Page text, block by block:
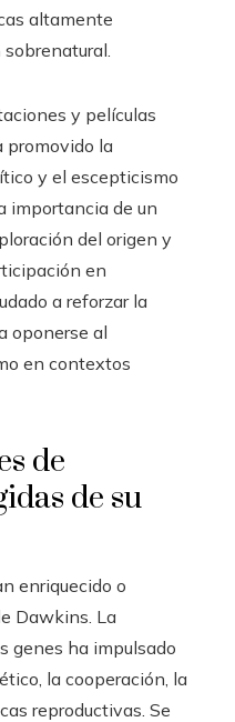
altamente
y películas
promovido la
y el escepticismo
importancia de un
del origen y
en
a reforzar la
oponerse al
en contextos
de
de su
enriquecido o
Dawkins. La
genes ha impulsado
la cooperación, la
reproductivas. Se